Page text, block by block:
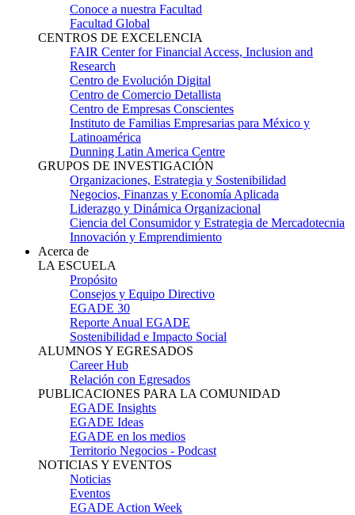
Conoce a nuestra Facultad
Facultad Global
CENTROS DE EXCELENCIA
FAIR Center for Financial Access, Inclusion and
Research
Centro de Evolución Digital
Centro de Comercio Detallista
Centro de Empresas Conscientes
Instituto de Familias Empresarias para México y
Latinoamérica
Dunning Latin America Centre
GRUPOS DE INVESTIGACIÓN
Organizaciones, Estrategia y Sostenibilidad
Negocios, Finanzas y Economía Aplicada
Liderazgo y Dinámica Organizacional
Ciencia del Consumidor y Estrategia de Mercadotecnia
Innovación y Emprendimiento
Acerca de
LA ESCUELA
Propósito
Consejos y Equipo Directivo
EGADE 30
Reporte Anual EGADE
Sostenibilidad e Impacto Social
ALUMNOS Y EGRESADOS
Career Hub
Relación con Egresados
PUBLICACIONES PARA LA COMUNIDAD
EGADE Insights
EGADE Ideas
EGADE en los medios
Territorio Negocios - Podcast
NOTICIAS Y EVENTOS
Noticias
Eventos
EGADE Action Week